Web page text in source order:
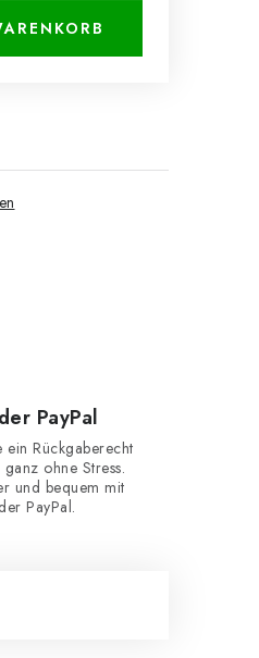
PayPal
ein Rückgaberecht
ohne Stress.
und bequem mit
PayPal.